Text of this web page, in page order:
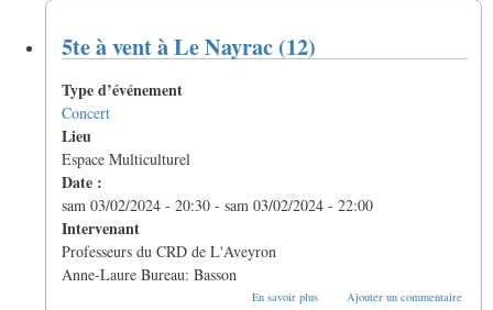
de
5te à vent à Le Nayrac (12)
Type d’événement
Concert
Lieu
Espace Multiculturel
Date :
sam 03/02/2024 - 20:30 - sam 03/02/2024 - 22:00
Intervenant
Professeurs du CRD de L'Aveyron
Anne-Laure Bureau: Basson
En savoir plussur
Ajouter un commentaire